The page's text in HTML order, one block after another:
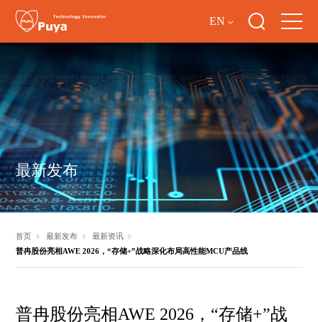
EN
最新发布
首页 最新发布
最新资讯
普冉股份亮相AWE 2026，“存储+”战略深化布局高性能MCU产品线
普冉股份亮相AWE 2026，“存储+”战